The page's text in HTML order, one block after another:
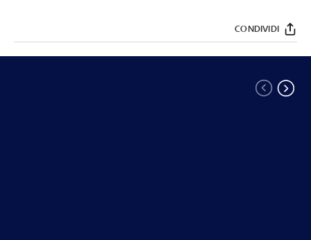
CONDIVIDI